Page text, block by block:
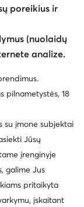
poreikius ir
(nuolaidų
analize.
pilnametystės, 18
su įmone subjektai
Jūsų
įrenginyje
galime Jus
pritaikyta
įskaitant